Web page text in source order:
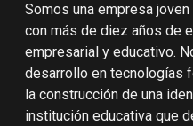
Somos una empresa
con más de diez años de
empresarial y educativo.
desarrollo en tecnologías
la construcción de una
institución educativa que